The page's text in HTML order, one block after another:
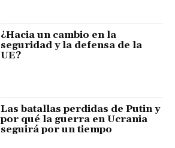
¿Hacia un cambio en la
seguridad y la defensa de la
UE?
Las batallas perdidas de Putin y
por qué la guerra en Ucrania
seguirá por un tiempo